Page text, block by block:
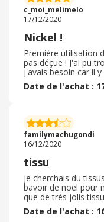
du tissu est
bien est en parfait
c_moi_melimelo
17/12/2020
Nickel !
Première utilisation
pas déçue ! J'ai pu
j'avais besoin car il
et à des prix
bénéficier des frais
pourquoi hésiter.
l'envoi a été rapide
produits conformes
Date de l'achat :
familymachugondi
16/12/2020
tissu
je cherchais du
bavoir de noel pour
que de très jolis
le métrage est bien
longueur de tissus
Date de l'achat :